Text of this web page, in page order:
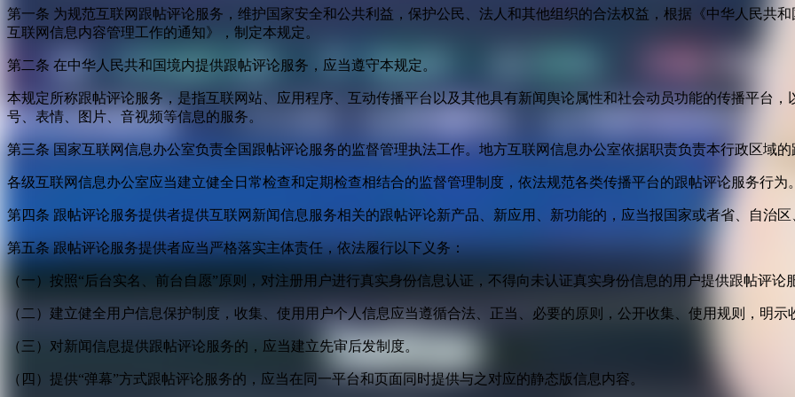
第一条 为规范互联网跟帖评论服务，维护国家安全和公共利益，保护公民、法人和其他组织的合法权益，根据《中华人民共
互联网信息内容管理工作的通知》，制定本规定。
第二条 在中华人民共和国境内提供跟帖评论服务，应当遵守本规定。
本规定所称跟帖评论服务，是指互联网站、应用程序、互动传播平台以及其他具有新闻舆论属性和社会动员功能的传播平台
号、表情、图片、音视频等信息的服务。
第三条 国家互联网信息办公室负责全国跟帖评论服务的监督管理执法工作。地方互联网信息办公室依据职责负责本行政区域
各级互联网信息办公室应当建立健全日常检查和定期检查相结合的监督管理制度，依法规范各类传播平台的跟帖评论服务行为
第四条 跟帖评论服务提供者提供互联网新闻信息服务相关的跟帖评论新产品、新应用、新功能的，应当报国家或者省、自治
第五条 跟帖评论服务提供者应当严格落实主体责任，依法履行以下义务：
（一）按照“后台实名、前台自愿”原则，对注册用户进行真实身份信息认证，不得向未认证真实身份信息的用户提供跟帖评论
（二）建立健全用户信息保护制度，收集、使用用户个人信息应当遵循合法、正当、必要的原则，公开收集、使用规则，明
（三）对新闻信息提供跟帖评论服务的，应当建立先审后发制度。
（四）提供“弹幕”方式跟帖评论服务的，应当在同一平台和页面同时提供与之对应的静态版信息内容。